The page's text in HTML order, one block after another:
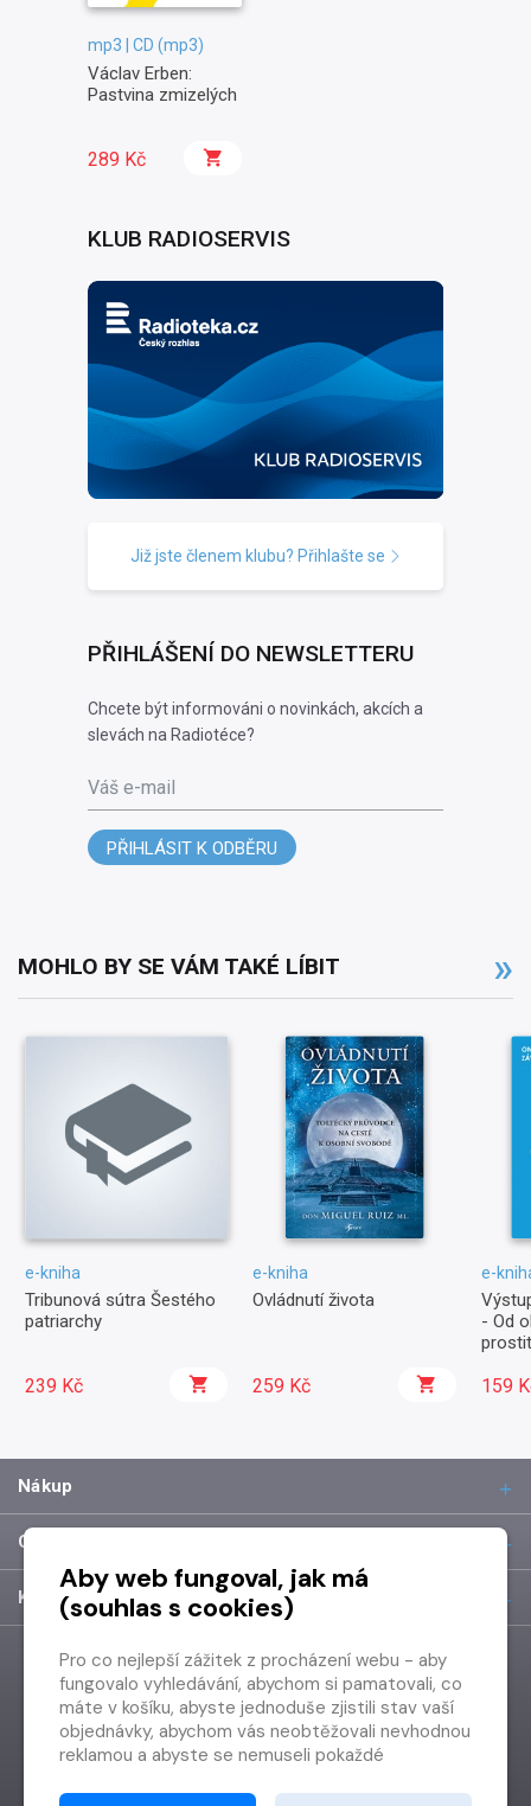
mp3 | CD (mp3)
Václav Erben:
Pastvina zmizelých
289 Kč
KLUB RADIOSERVIS
Již jste členem klubu? Přihlašte se
PŘIHLÁŠENÍ DO NEWSLETTERU
Chcete být informováni o novinkách, akcích a
slevách na Radiotéce?
Váš e-mail
PŘIHLÁSIT K ODBĚRU
MOHLO BY SE VÁM TAKÉ LÍBIT
e-kniha
Tribunová sútra Šestého
patriarchy
239 Kč
e-kniha
Ovládnutí života
259 Kč
e-
- Od
159
Nákup
O společnosti
Kontakt
Aby web fungoval, jak má
(souhlas s cookies)
Pro co nejlepší zážitek z procházení webu - aby
fungovalo vyhledávání, abychom si pamatovali, co
máte v košíku, abyste jednoduše zjistili stav vaší
objednávky, abychom vás neobtěžovali nevhodnou
reklamou a abyste se nemuseli pokaždé